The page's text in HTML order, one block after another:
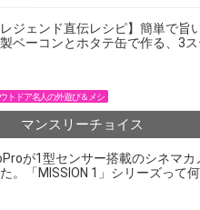
レジェンド直伝レシピ】簡単で旨
ベーコンとホタテ缶で作る、3
トドア名人の外遊び＆メシ
マンスリーチョイス
が1型センサー搭載のシネマカ
。「MISSION 1」シリーズって